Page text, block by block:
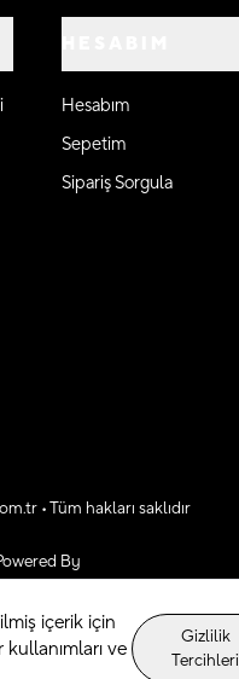
Hesabım
Sepetim
Sipariş Sorgula
• Tüm hakları saklıdır
By
içerik için
ve
Gizlilik
Tercihleri